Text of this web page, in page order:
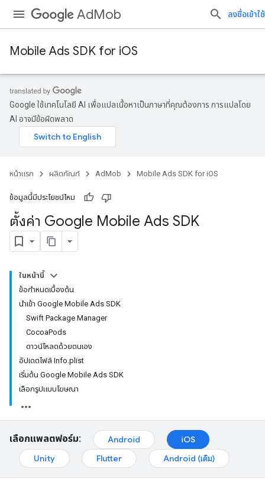
AdMob ลงชื่อเข้าใช้
Mobile Ads SDK for iOS
Google ใช้เทคโนโลยี AI เพื่อแปลเนื้อหาเป็นภาษาที่คุณต้องการ การแปลโดย
AI อาจมีข้อผิดพลาด
หน้าแรก ผลิตภัณฑ์ AdMob Mobile Ads SDK for iOS
ข้อมูลนี้มีประโยชน์ไหม
ตั้งค่า Google Mobile Ads SDK
ในหน้านี้
ข้อกำหนดเบื้องต้น
นำเข้า Google Mobile Ads SDK
Swift Package Manager
CocoaPods
ดาวน์โหลดด้วยตนเอง
อัปเดตไฟล์ Info.plist
เริ่มต้น Google Mobile Ads SDK
เลือกรูปแบบโฆษณา
เลือกแพลตฟอร์ม: Android
iOS
Unity
Flutter Android (เดิม)